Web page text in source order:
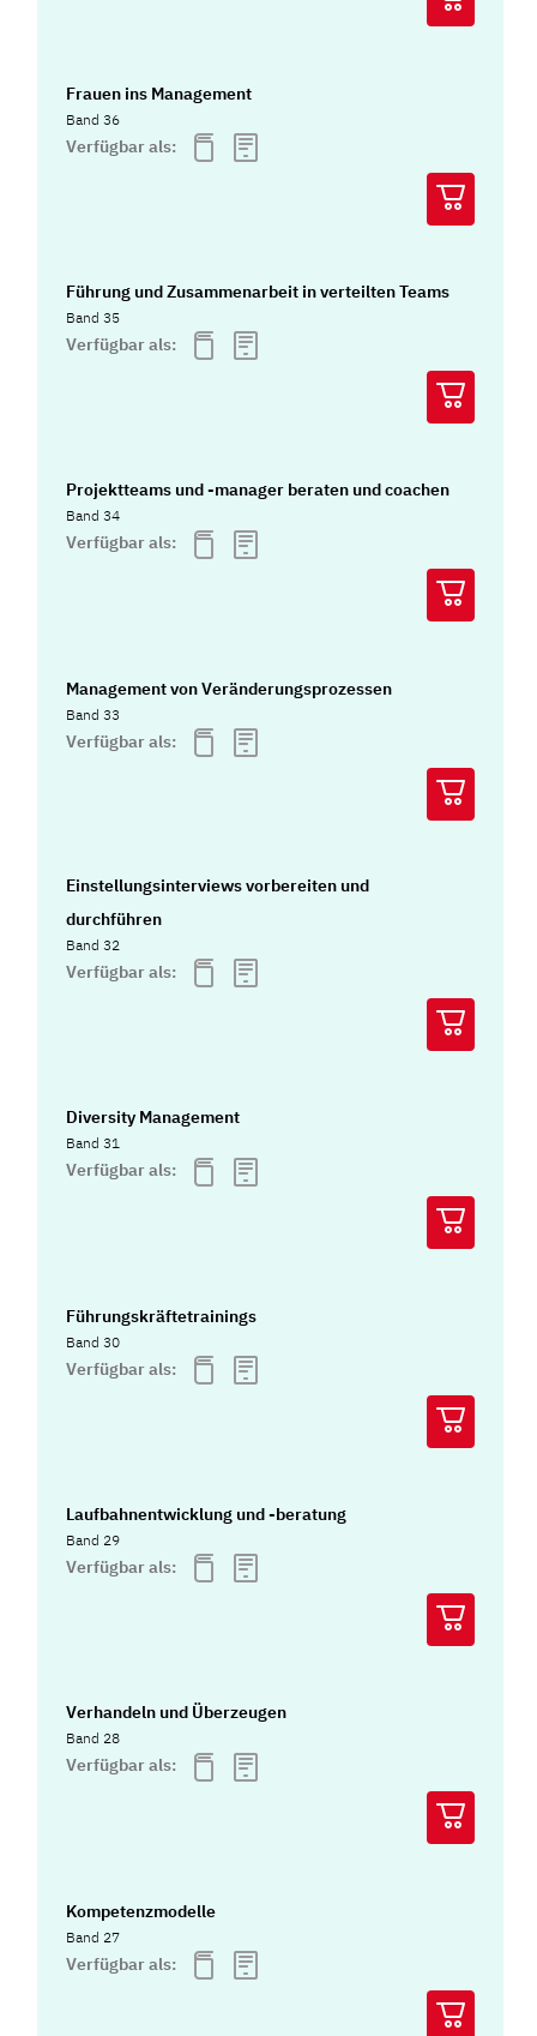
Frauen ins Management
Band 36
Verfügbar als:
Führung und Zusammenarbeit in verteilten Teams
Band 35
Verfügbar als:
Projektteams und -manager beraten und coachen
Band 34
Verfügbar als:
Management von Veränderungsprozessen
Band 33
Verfügbar als:
Einstellungsinterviews vorbereiten und
durchführen
Band 32
Verfügbar als:
Diversity Management
Band 31
Verfügbar als:
Führungskräftetrainings
Band 30
Verfügbar als:
Laufbahnentwicklung und -beratung
Band 29
Verfügbar als:
Verhandeln und Überzeugen
Band 28
Verfügbar als:
Kompetenzmodelle
Band 27
Verfügbar als: